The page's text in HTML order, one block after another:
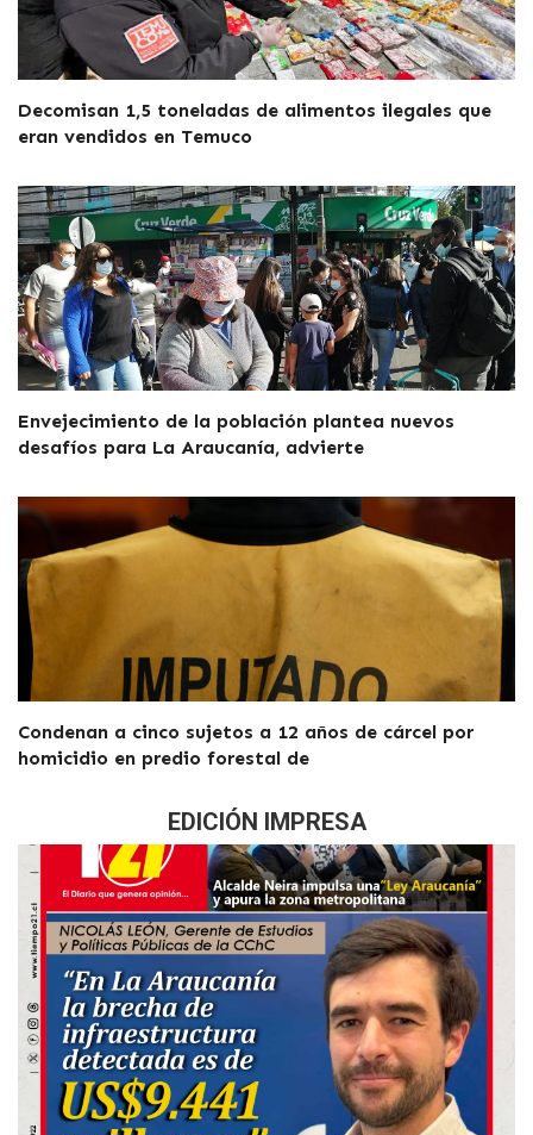
Decomisan 1,5 toneladas de alimentos ilegales que
eran vendidos en Temuco
Envejecimiento de la población plantea nuevos
desafíos para La Araucanía, advierte
Condenan a cinco sujetos a 12 años de cárcel por
homicidio en predio forestal de
EDICIÓN IMPRESA